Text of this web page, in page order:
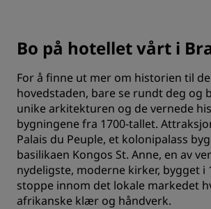
Bo på hotellet vårt i
For å finne ut mer om historien til
hovedstaden, bare se rundt deg og
unike arkitekturen og de vernede
bygningene fra 1700-tallet.
Palais du Peuple, et kolonipalass
basilikaen Kongos St. Anne, en av
nydeligste, moderne kirker, bygget i
stoppe innom det lokale markedet
afrikanske klær og håndverk.